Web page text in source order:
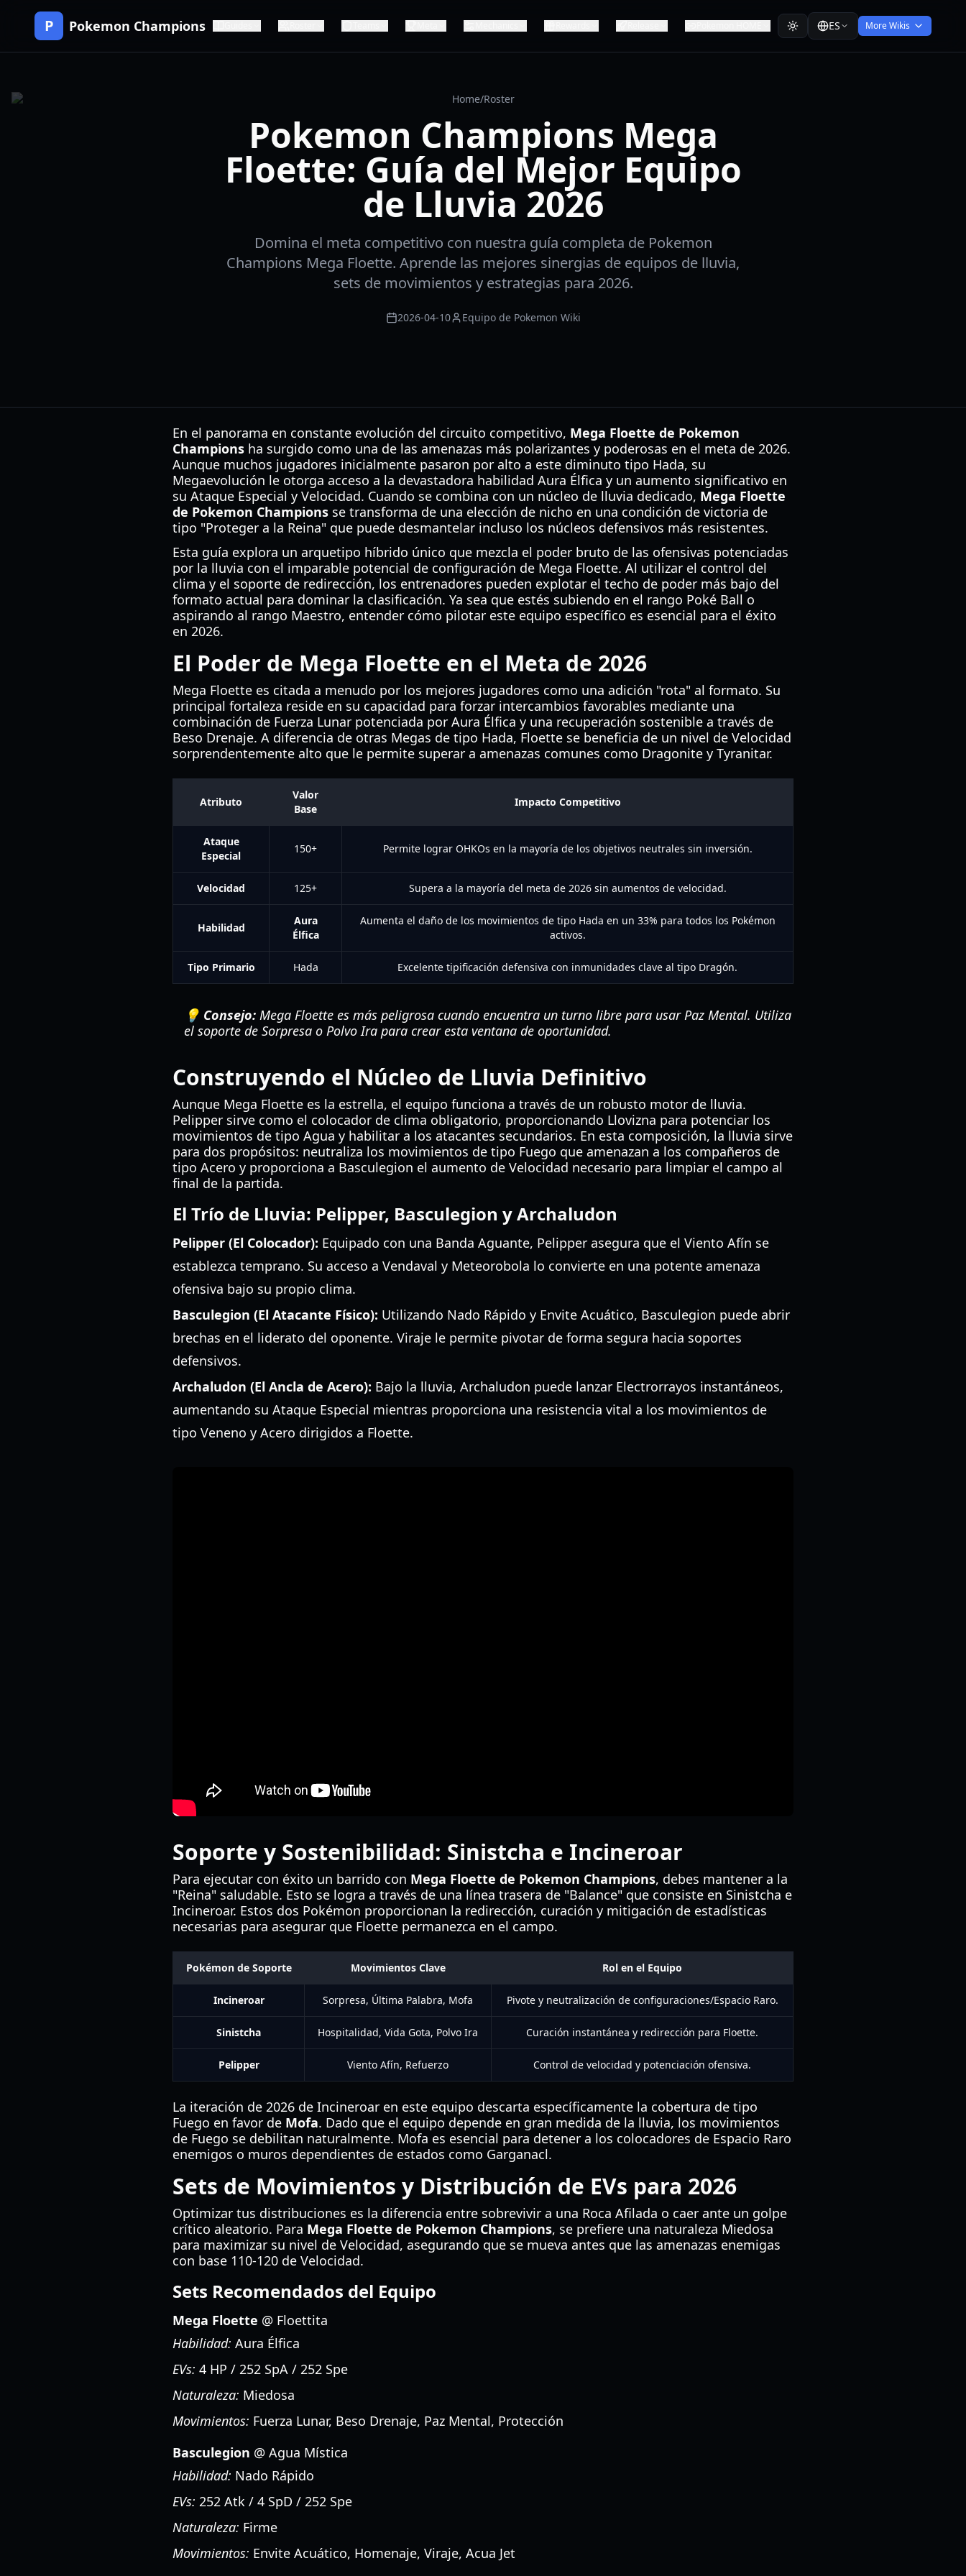
P Pokemon Champions ES More Wikis
Home/Roster
Pokemon Champions Mega
Floette: Guía del Mejor Equipo
de Lluvia 2026
Domina el meta competitivo con nuestra guía completa de Pokemon
Champions Mega Floette. Aprende las mejores sinergias de equipos de lluvia,
sets de movimientos y estrategias para 2026.
2026-04-10 Equipo de Pokemon Wiki
En el panorama en constante evolución del circuito competitivo, Mega Floette de Pokemon
Champions ha surgido como una de las amenazas más polarizantes y poderosas en el meta de 2026.
Aunque muchos jugadores inicialmente pasaron por alto a este diminuto tipo Hada, su
Megaevolución le otorga acceso a la devastadora habilidad Aura Élfica y un aumento significativo en
su Ataque Especial y Velocidad. Cuando se combina con un núcleo de lluvia dedicado, Mega Floette
de Pokemon Champions se transforma de una elección de nicho en una condición de victoria de
tipo "Proteger a la Reina" que puede desmantelar incluso los núcleos defensivos más resistentes.
Esta guía explora un arquetipo híbrido único que mezcla el poder bruto de las ofensivas potenciadas
por la lluvia con el imparable potencial de configuración de Mega Floette. Al utilizar el control del
clima y el soporte de redirección, los entrenadores pueden explotar el techo de poder más bajo del
formato actual para dominar la clasificación. Ya sea que estés subiendo en el rango Poké Ball o
aspirando al rango Maestro, entender cómo pilotar este equipo específico es esencial para el éxito
en 2026.
El Poder de Mega Floette en el Meta de 2026
Mega Floette es citada a menudo por los mejores jugadores como una adición "rota" al formato. Su
principal fortaleza reside en su capacidad para forzar intercambios favorables mediante una
combinación de Fuerza Lunar potenciada por Aura Élfica y una recuperación sostenible a través de
Beso Drenaje. A diferencia de otras Megas de tipo Hada, Floette se beneficia de un nivel de Velocidad
sorprendentemente alto que le permite superar a amenazas comunes como Dragonite y Tyranitar.
Atributo
Valor
Base
Impacto Competitivo
Ataque
Especial
150+ Permite lograr OHKOs en la mayoría de los objetivos neutrales sin inversión.
Velocidad 125+ Supera a la mayoría del meta de 2026 sin aumentos de velocidad.
Habilidad
Aura
Élfica
Aumenta el daño de los movimientos de tipo Hada en un 33% para todos los Pokémon
activos.
Tipo Primario Hada Excelente tipificación defensiva con inmunidades clave al tipo Dragón.
💡 Consejo: Mega Floette es más peligrosa cuando encuentra un turno libre para usar Paz Mental. Utiliza
el soporte de Sorpresa o Polvo Ira para crear esta ventana de oportunidad.
Construyendo el Núcleo de Lluvia Definitivo
Aunque Mega Floette es la estrella, el equipo funciona a través de un robusto motor de lluvia.
Pelipper sirve como el colocador de clima obligatorio, proporcionando Llovizna para potenciar los
movimientos de tipo Agua y habilitar a los atacantes secundarios. En esta composición, la lluvia sirve
para dos propósitos: neutraliza los movimientos de tipo Fuego que amenazan a los compañeros de
tipo Acero y proporciona a Basculegion el aumento de Velocidad necesario para limpiar el campo al
final de la partida.
El Trío de Lluvia: Pelipper, Basculegion y Archaludon
Pelipper (El Colocador): Equipado con una Banda Aguante, Pelipper asegura que el Viento Afín se
establezca temprano. Su acceso a Vendaval y Meteorobola lo convierte en una potente amenaza
ofensiva bajo su propio clima.
Basculegion (El Atacante Físico): Utilizando Nado Rápido y Envite Acuático, Basculegion puede abrir
brechas en el liderato del oponente. Viraje le permite pivotar de forma segura hacia soportes
defensivos.
Archaludon (El Ancla de Acero): Bajo la lluvia, Archaludon puede lanzar Electrorrayos instantáneos,
aumentando su Ataque Especial mientras proporciona una resistencia vital a los movimientos de
tipo Veneno y Acero dirigidos a Floette.
Soporte y Sostenibilidad: Sinistcha e Incineroar
Para ejecutar con éxito un barrido con Mega Floette de Pokemon Champions, debes mantener a la
"Reina" saludable. Esto se logra a través de una línea trasera de "Balance" que consiste en Sinistcha e
Incineroar. Estos dos Pokémon proporcionan la redirección, curación y mitigación de estadísticas
necesarias para asegurar que Floette permanezca en el campo.
Pokémon de Soporte Movimientos Clave Rol en el Equipo
Incineroar Sorpresa, Última Palabra, Mofa Pivote y neutralización de configuraciones/Espacio Raro.
Sinistcha Hospitalidad, Vida Gota, Polvo Ira Curación instantánea y redirección para Floette.
Pelipper Viento Afín, Refuerzo Control de velocidad y potenciación ofensiva.
La iteración de 2026 de Incineroar en este equipo descarta específicamente la cobertura de tipo
Fuego en favor de Mofa. Dado que el equipo depende en gran medida de la lluvia, los movimientos
de Fuego se debilitan naturalmente. Mofa es esencial para detener a los colocadores de Espacio Raro
enemigos o muros dependientes de estados como Garganacl.
Sets de Movimientos y Distribución de EVs para 2026
Optimizar tus distribuciones es la diferencia entre sobrevivir a una Roca Afilada o caer ante un golpe
crítico aleatorio. Para Mega Floette de Pokemon Champions, se prefiere una naturaleza Miedosa
para maximizar su nivel de Velocidad, asegurando que se mueva antes que las amenazas enemigas
con base 110-120 de Velocidad.
Sets Recomendados del Equipo
Mega Floette @ Floettita
Habilidad: Aura Élfica
EVs: 4 HP / 252 SpA / 252 Spe
Naturaleza: Miedosa
Movimientos: Fuerza Lunar, Beso Drenaje, Paz Mental, Protección
Basculegion @ Agua Mística
Habilidad: Nado Rápido
EVs: 252 Atk / 4 SpD / 252 Spe
Naturaleza: Firme
Movimientos: Envite Acuático, Homenaje, Viraje, Acua Jet